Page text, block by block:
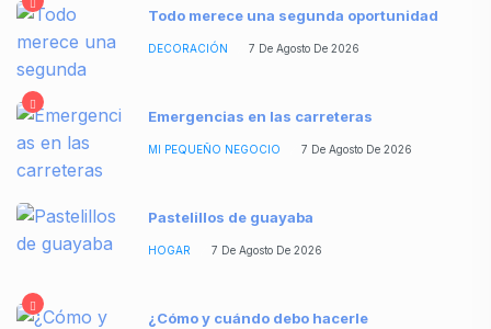
Todo merece una segunda oportunidad
DECORACIÓN 7 De Agosto De 2026
Emergencias en las carreteras
MI PEQUEÑO NEGOCIO 7 De Agosto De 2026
Pastelillos de guayaba
HOGAR 7 De Agosto De 2026
¿Cómo y cuándo debo hacerle